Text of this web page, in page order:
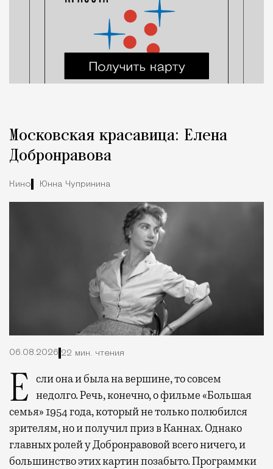
Московская красавица: Елена
Добронравова
Кино Юнна Чупринина
06.08.2026 22 мин. чтения
Если она и была на вершине, то совсем недолго. Речь, конечно, о фильме «Большая
семья» 1954 года, который не только полюбился
зрителям, но и получил приз в Каннах. Однако
главных ролей у Добронравовой всего ничего, и
большинство этих картин позабыто. Программки